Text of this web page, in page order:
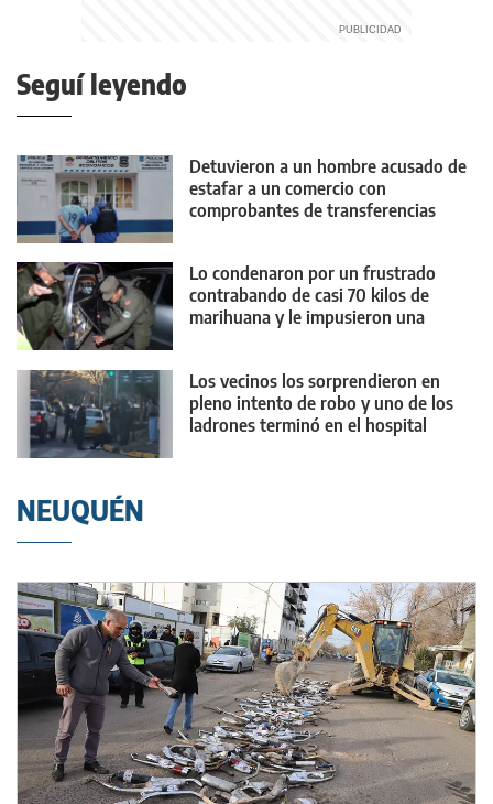
Seguí leyendo
Detuvieron a un hombre acusado de
estafar a un comercio con
comprobantes de transferencias
Lo condenaron por un frustrado
contrabando de casi 70 kilos de
marihuana y le impusieron una
Los vecinos los sorprendieron en
pleno intento de robo y uno de los
ladrones terminó en el hospital
NEUQUÉN